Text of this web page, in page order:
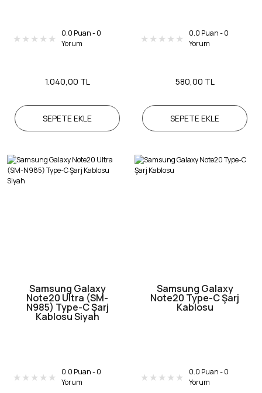
0.0 Puan - 0
Yorum
1.040,00 TL
SEPETE EKLE
0.0 Puan - 0
Yorum
580,00 TL
SEPETE EKLE
Samsung Galaxy
Note20 Ultra (SM-
N985) Type-C Şarj
Kablosu Siyah
0.0 Puan - 0
Yorum
Samsung Galaxy
Note20 Type-C Şarj
Kablosu
0.0 Puan - 0
Yorum